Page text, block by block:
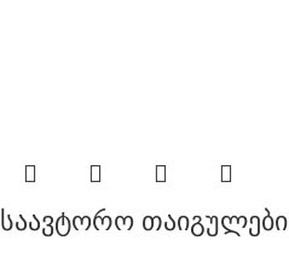
საავტორო თაიგულები